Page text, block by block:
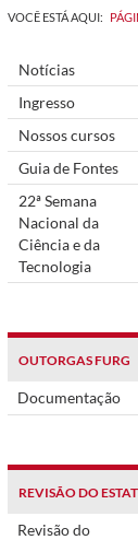
VOCÊ ESTÁ AQUI:
Notícias
Ingresso
Nossos cursos
Guia de Fontes
22ª Semana
Nacional da
Ciência e da
Tecnologia
OUTORGAS FURG
Documentação
REVISÃO DO
Revisão do